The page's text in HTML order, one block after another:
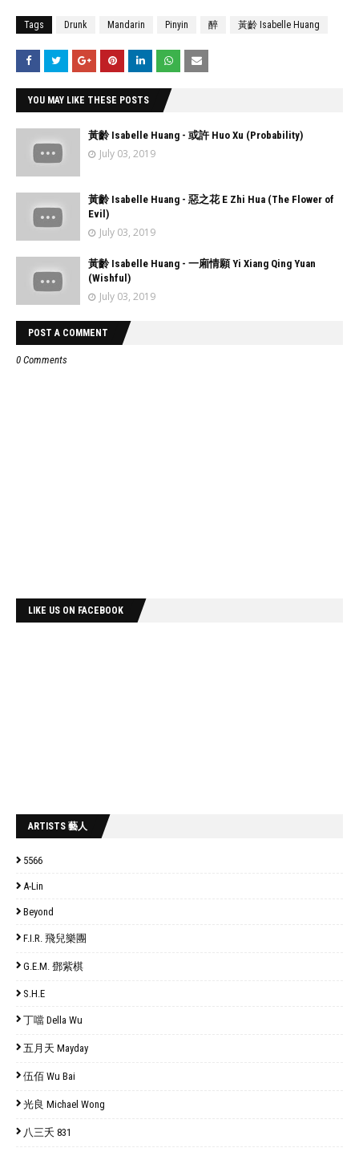
Tags Drunk Mandarin Pinyin 醉 黃齡 Isabelle Huang
YOU MAY LIKE THESE POSTS
黃齡 Isabelle Huang - 或許 Huo Xu (Probability)
July 03, 2019
黃齡 Isabelle Huang - 惡之花 E Zhi Hua (The Flower of
Evil)
July 03, 2019
黃齡 Isabelle Huang - 一廂情願 Yi Xiang Qing Yuan
(Wishful)
July 03, 2019
POST A COMMENT
0 Comments
LIKE US ON FACEBOOK
ARTISTS 藝人
5566
A-Lin
Beyond
F.I.R. 飛兒樂團
G.E.M. 鄧紫棋
S.H.E
丁噹 Della Wu
五月天 Mayday
伍佰 Wu Bai
光良 Michael Wong
八三夭 831